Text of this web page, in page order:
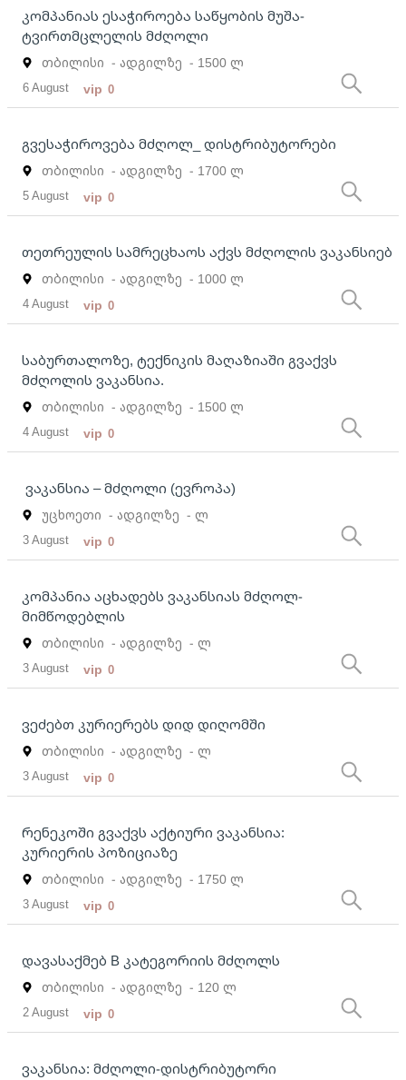
კომპანიას ესაჭიროება საწყობის მუშა-
ტვირთმცლელის მძღოლი
თბილისი - ადგილზე - 1500 ლ
6 August vip 0
გვესაჭიროვება მძღოლ_ დისტრიბუტორები
თბილისი - ადგილზე - 1700 ლ
5 August vip 0
თეთრეულის სამრეცხაოს აქვს მძღოლის ვაკანსიებ
თბილისი - ადგილზე - 1000 ლ
4 August vip 0
საბურთალოზე, ტექნიკის მაღაზიაში გვაქვს
მძღოლის ვაკანსია.
თბილისი - ადგილზე - 1500 ლ
4 August vip 0
ვაკანსია – მძღოლი (ევროპა)
უცხოეთი - ადგილზე - ლ
3 August vip 0
კომპანია აცხადებს ვაკანსიას მძღოლ-
მიმწოდებლის
თბილისი - ადგილზე - ლ
3 August vip 0
ვეძებთ კურიერებს დიდ დიღომში
თბილისი - ადგილზე - ლ
3 August vip 0
რენეკოში გვაქვს აქტიური ვაკანსია:
კურიერის პოზიციაზე
თბილისი - ადგილზე - 1750 ლ
3 August vip 0
დავასაქმებ B კატეგორიის მძღოლს
თბილისი - ადგილზე - 120 ლ
2 August vip 0
ვაკანსია: მძღოლი-დისტრიბუტორი